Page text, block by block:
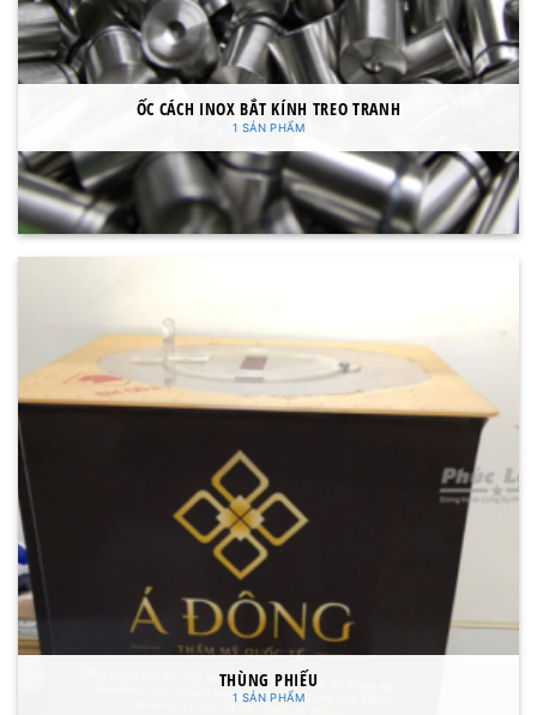
ỐC CÁCH INOX BẮT KÍNH TREO TRANH
1 SẢN PHẨM
THÙNG PHIẾU
1 SẢN PHẨM